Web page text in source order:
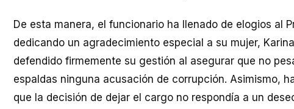
De esta manera, el funcionario ha llenado de elogios al
dedicando un agradecimiento especial a su mujer,
defendido firmemente su gestión al asegurar que no
espaldas ninguna acusación de corrupción. Asimismo,
que la decisión de dejar el cargo no respondía a un